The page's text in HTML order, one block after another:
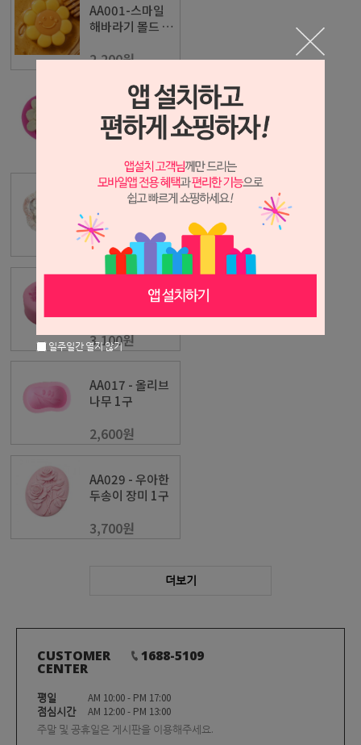
AA001-스마일
해바라기 몰드 1
2,200원
AA002-옹기종기
꽃 몰드 1구
AA003 - 데이지
1구
3,300원
AA016 - 옆면장
3,100원
AA017 - 올리브
나무 1구
2,600원
AA029 - 우아한
두송이 장미 1구
3,700원
더보기
CUSTOMER
CENTER
1688-5109
평일
AM 10:00 - PM 17:00
점심시간
AM 12:00 - PM 13:00
주말 및 공휴일은 게시판을 이용해주세요.
일주일간 열지 않기